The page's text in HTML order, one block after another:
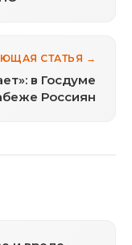
СТАТЬЯ →
в Госдуме
Россиян